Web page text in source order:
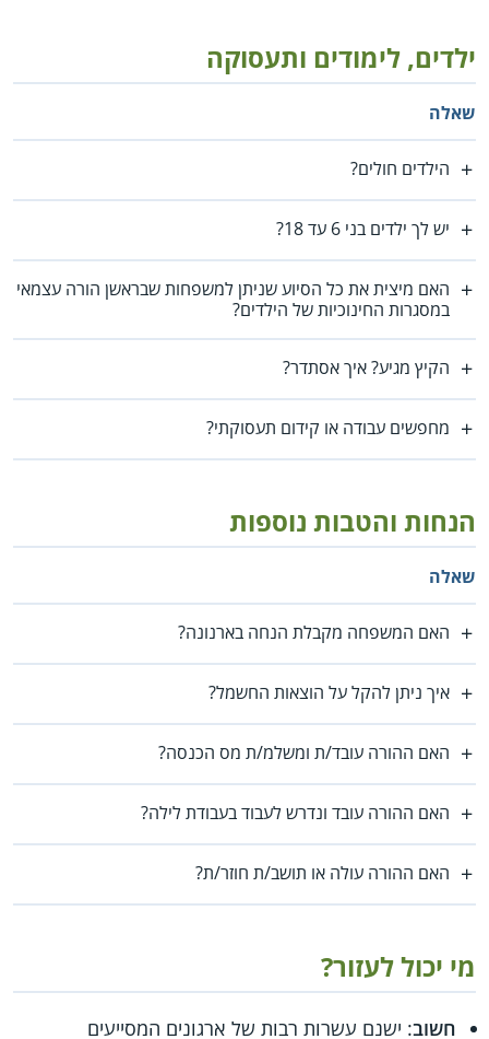
ילדים, לימודים ותעסוקה
שאלה
הילדים חולים?
יש לך ילדים בני 6 עד 18?
האם מיצית את כל הסיוע שניתן למשפחות שבראשן הורה עצמאי
במסגרות החינוכיות של הילדים?
הקיץ מגיע? איך אסתדר?
מחפשים עבודה או קידום תעסוקתי?
הנחות והטבות נוספות
שאלה
האם המשפחה מקבלת הנחה בארנונה?
איך ניתן להקל על הוצאות החשמל?
האם ההורה עובד/ת ומשלמ/ת מס הכנסה?
האם ההורה עובד ונדרש לעבוד בעבודת לילה?
האם ההורה עולה או תושב/ת חוזר/ת?
מי יכול לעזור?
חשוב: ישנם עשרות רבות של ארגונים המסייעים